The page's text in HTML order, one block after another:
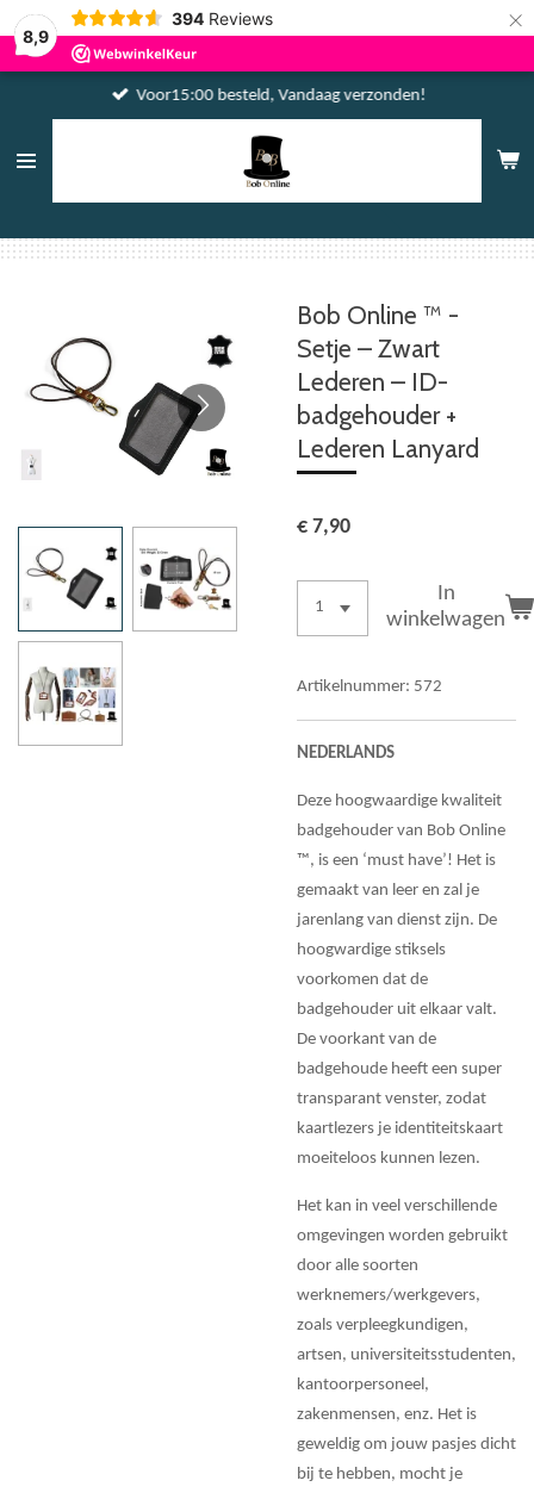
8,9
394 Reviews ×
Voor15:00 besteld, Vandaag verzonden!
Bob Online ™ -
Setje – Zwart
Lederen – ID-
badgehouder +
Lederen Lanyard
€ 7,90
In
winkelwagen
Artikelnummer: 572
NEDERLANDS
Deze hoogwaardige kwaliteit
badgehouder van Bob Online
™, is een ‘must have’! Het is
gemaakt van leer en zal je
jarenlang van dienst zijn. De
hoogwardige stiksels
voorkomen dat de
badgehouder uit elkaar valt.
De voorkant van de
badgehoude heeft een super
transparant venster, zodat
kaartlezers je identiteitskaart
moeiteloos kunnen lezen.
Het kan in veel verschillende
omgevingen worden gebruikt
door alle soorten
werknemers/werkgevers,
zoals verpleegkundigen,
artsen, universiteitsstudenten,
kantoorpersoneel,
zakenmensen, enz. Het is
geweldig om jouw pasjes dicht
bij te hebben, mocht je